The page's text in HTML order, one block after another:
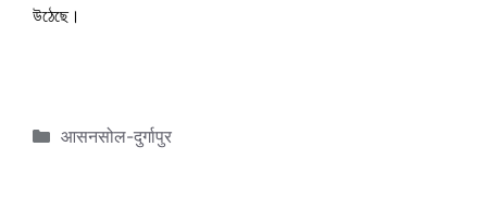
উঠেছে।
Categories
आसनसोल-दुर्गापुर